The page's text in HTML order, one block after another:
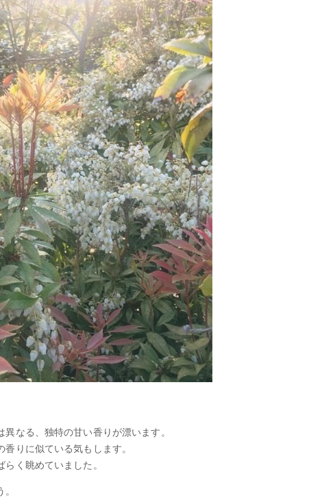
なる、独特の甘い香りが漂います。
りに似ている気もします。
く眺めていました。